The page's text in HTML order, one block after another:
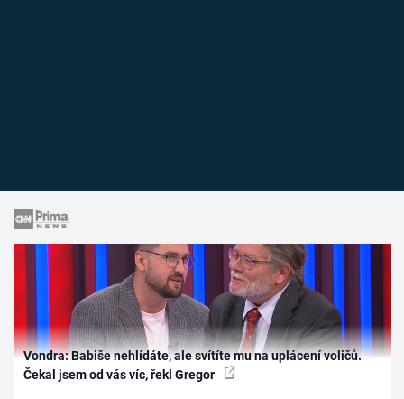
Vondra: Babiše nehlídáte, ale svítíte mu na uplácení voličů.
Čekal jsem od vás víc, řekl Gregor